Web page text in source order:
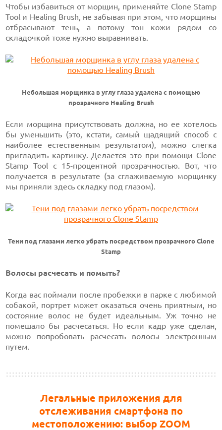
Чтобы избавиться от морщин, применяйте Clone Stamp
Tool и Healing Brush, не забывая при этом, что морщины
отбрасывают тень, а потому тон кожи рядом со
складочкой тоже нужно выравнивать.
Небольшая морщинка в углу глаза удалена с помощью
прозрачного Healing Brush
Если морщина присутствовать должна, но ее хотелось
бы уменьшить (это, кстати, самый щадящий способ с
наиболее естественным результатом), можно слегка
пригладить картинку. Делается это при помощи Clone
Stamp Tool с 15-процентной прозрачностью. Вот, что
получается в результате (за сглаживаемую морщинку
мы приняли здесь складку под глазом).
Тени под глазами легко убрать посредством прозрачного Clone
Stamp
Волосы расчесать и помыть?
Когда вас поймали после пробежки в парке с любимой
собакой, портрет может оказаться очень приятным, но
состояние волос не будет идеальным. Уж точно не
помешало бы расчесаться. Но если кадр уже сделан,
можно попробовать расчесать волосы электронным
путем.
Легальные приложения для
отслеживания смартфона по
местоположению: выбор ZOOM